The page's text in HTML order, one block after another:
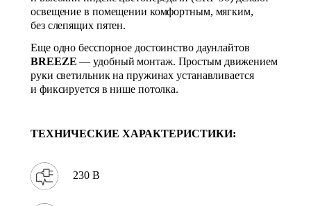
освещение в помещении комфортным, мягким,
без слепящих пятен.
Еще одно бесспорное достоинство даунлайтов
BREEZE — удобный монтаж. Простым движением
руки светильник на пружинах устанавливается
и фиксируется в нише потолка.
ТЕХНИЧЕСКИЕ ХАРАКТЕРИСТИКИ:
230 В